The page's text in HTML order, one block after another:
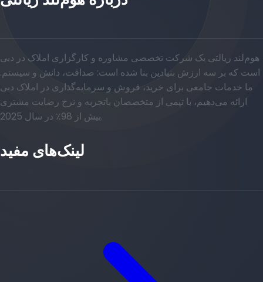
هوم‌لند ریالتی یک شرکت تخصصی مشاوره و کارگزاری املاک در دبی
است که بر سه ارزش بنیادین بنا شده است: صداقت، دانش و سیستم.
ما خدمات جامعی برای خرید، فروش و سرمایه‌گذاری در املاک دبی
ارائه می‌دهیم، با تیمی از متخصصان باتجربه و نرخ رضایت مشتری
بیش از 98٪ در سال 2025.
لینک‌های مفید